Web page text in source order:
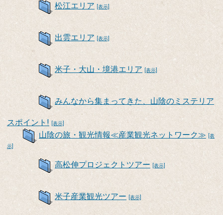
松江エリア [表示]
出雲エリア [表示]
米子・大山・境港エリア [表示]
みんなから集まってきた、山陰のミステリア
スポイント! [表示]
山陰の旅・観光情報≪産業観光ネットワーク≫
[表
示]
高松伸プロジェクトツアー [表示]
米子産業観光ツアー [表示]